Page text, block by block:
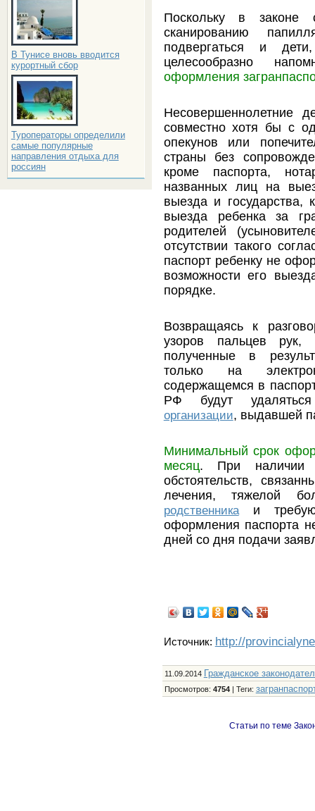
В Тунисе вновь вводится
курортный сбор
Туроператоры определили
самые популярные
направления отдыха для
россиян
Поскольку в
сканированию
подвергаться и
целесообразно
оформления
Несовершеннолетние
совместно хотя бы с
опекунов или
страны без
кроме паспорта,
названных лиц на
выезда и государства,
выезда ребенка за
родителей
отсутствии такого
паспорт ребенку не
возможности его
порядке.
Возвращаясь к
узоров пальцев рук,
полученные в
только на
содержащемся в
РФ будут
организации, выдавшей
Минимальный срок
месяц. При наличии
обстоятельств,
лечения, тяжелой
родственникаи
оформления паспорта
дней со дня подачи
Источник: http://
11.09.2014 Гражданское
Просмотров: 4754| Теги:
Статьи по теме